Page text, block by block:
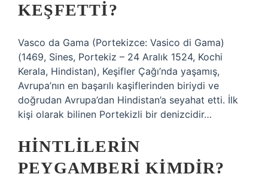
KEŞFETTI?
Vasco da Gama (Portekizce: Vasico di Gama)
(1469, Sines, Portekiz – 24 Aralık 1524, Kochi
Kerala, Hindistan), Keşifler Çağı’nda yaşamış,
Avrupa’nın en başarılı kaşiflerinden biriydi ve
doğrudan Avrupa’dan Hindistan’a seyahat etti. İlk
kişi olarak bilinen Portekizli bir denizcidir…
HINTLILERIN
PEYGAMBERI KIMDIR?